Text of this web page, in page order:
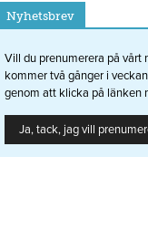
Nyhetsbrev
Vill du prenumerera på vårt
kommer två gånger i
genom att klicka på länken
Ja, tack, jag vill